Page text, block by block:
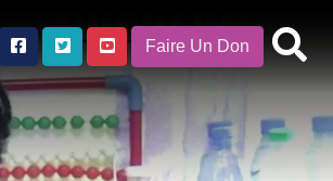
Faire Un Don